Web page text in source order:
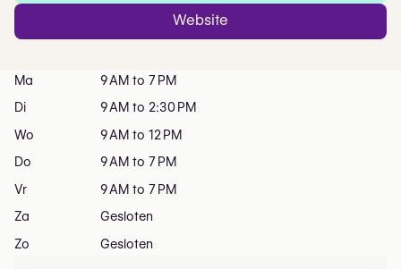
Website
Ma
9 AM to 7 PM
Di
9 AM to 2:30 PM
Wo
9 AM to 12 PM
Do
9 AM to 7 PM
Vr
9 AM to 7 PM
Za
Gesloten
Zo
Gesloten